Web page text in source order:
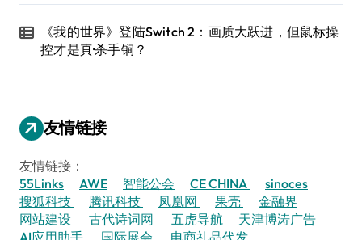
《我的世界》登陆Switch 2：画质大跃进，但鼠标操
控才是真·杀手锏？
友情链接
友情链接：
55Links
AWE 智能公会 CE CHINA
sinoces
搜狐科技
腾讯科技 凤凰网 果壳
金融界
网站建设
古代诗词网 五虎导航
天津博涛广告
AI应用助手
国际展会 电商礼品代发